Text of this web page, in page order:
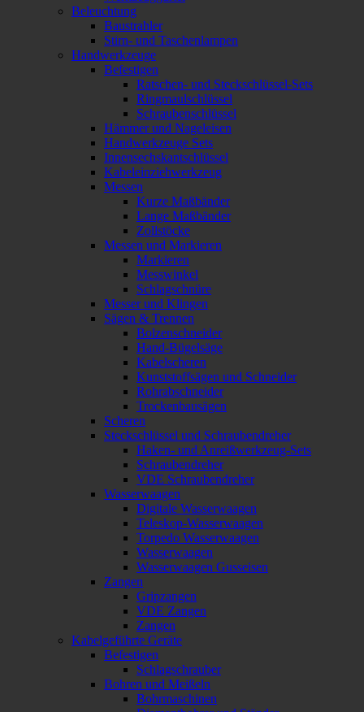
Beleuchtung
Baustrahler
Stirn- und Taschenlampen
Handwerkzeuge
Befestigen
Ratschen- und Steckschlüssel-Sets
Ringmaulschlüssel
Schraubenschlüssel
Hämmer und Nageleisen
Handwerkzeuge Sets
Innensechskantschlüssel
Kabeleinziehwerkzeug
Messen
Kurze Maßbänder
Lange Maßbänder
Zollstöcke
Messen und Markieren
Markieren
Messwinkel
Schlagschnüre
Messer und Klingen
Sägen & Trennen
Bolzenschneider
Hand-Bügelsäge
Kabelscheren
Kunststoffsägen und Schneider
Rohrabschneider
Trockenbausägen
Scheren
Steckschlüssel und Schraubendreher
Haken- und Anreißwerkzeug-Sets
Schraubendreher
VDE Schraubendreher
Wasserwaagen
Digitale Wasserwaagen
Teleskop-Wasserwaagen
Torpedo Wasserwaagen
Wasserwaagen
Wasserwaagen Gusseisen
Zangen
Gripzangen
VDE Zangen
Zangen
Kabelgeführte Geräte
Befestigen
Schlagschrauber
Bohren und Meißeln
Bohrmaschinen